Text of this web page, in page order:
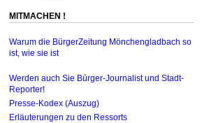
MITMACHEN !
Warum die BürgerZeitung Mönchengladbach so
ist, wie sie ist
Werden auch Sie Bürger-Journalist und Stadt-
Reporter!
Presse-Kodex (Auszug)
Erläuterungen zu den Ressorts